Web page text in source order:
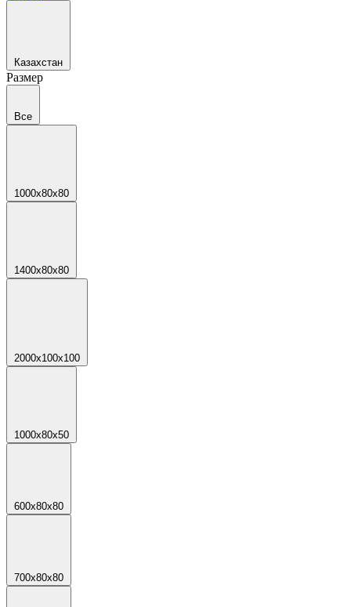
Казахстан
Размер
Все
1000х80х80
1400х80х80
2000х100х100
1000х80х50
600х80х80
700х80х80